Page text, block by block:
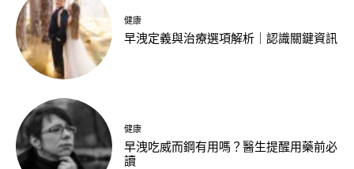
健康
早洩定義與治療選項解析｜認識關鍵資訊
健康
早洩吃威而鋼有用嗎？醫生提醒用藥前必
讀